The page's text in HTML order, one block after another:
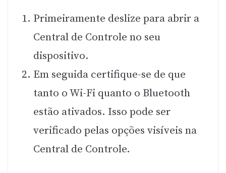
Primeiramente deslize para abrir a
Central de Controle no seu
dispositivo.
Em seguida certifique-se de que
tanto o Wi-Fi quanto o Bluetooth
estão ativados. Isso pode ser
verificado pelas opções visíveis na
Central de Controle.